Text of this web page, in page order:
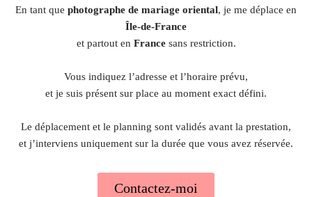
En tant que photographe de mariage oriental, je me déplace en
Île-de-France
et partout en Francesans restriction.
Vous indiquez l’adresse et l’horaire prévu,
et je suis présent sur place au moment exact défini.
Le déplacement et le planning sont validés avant la prestation,
et j’interviens uniquement sur la durée que vous avez réservée.
Contactez-moi